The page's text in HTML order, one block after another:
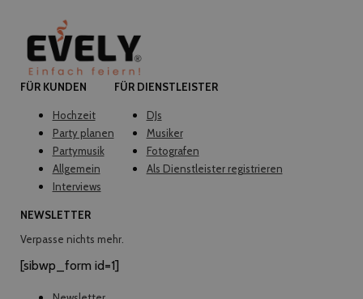
FÜR KUNDEN
Hochzeit
Party planen
Partymusik
Allgemein
Interviews
FÜR DIENSTLEISTER
DJs
Musiker
Fotografen
Als Dienstleister registrieren
NEWSLETTER
Verpasse nichts mehr.
[sibwp_form id=1]